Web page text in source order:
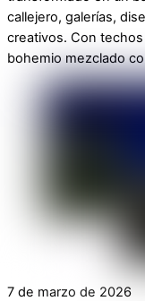
callejero, galerías,
creativos. Con
bohemio mezclado
7 de marzo de 2026